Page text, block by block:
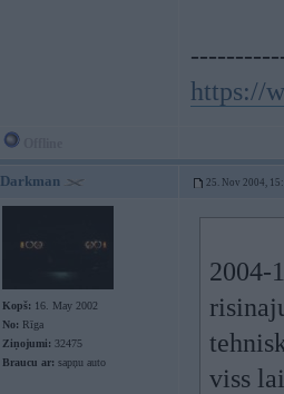
https://
Darkman 25. Nov 2004,
Kopš: 16. May 2002
No: Rīga
Ziņojumi: 32475
Braucu ar: sapņu auto
2004-
viss